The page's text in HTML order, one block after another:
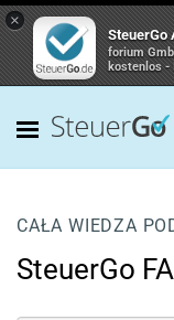
×
SteuerGo
forium
kostenlos -
CAŁA WIEDZA
SteuerGo